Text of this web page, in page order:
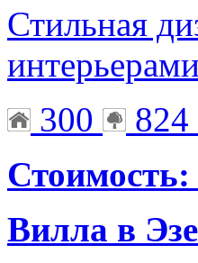
Стильная
300
824
Вилла в Эзе